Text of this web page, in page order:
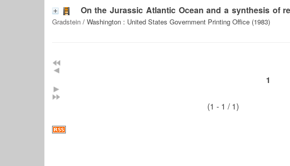
On the Jurassic Atlantic Ocean and a synthesis of
Gradstein / Washington : United States Government Printing Office (1983)
1
(1 - 1 / 1)